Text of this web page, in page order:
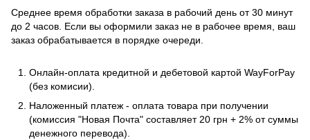
Среднее время обработки заказа в рабочий день от 30 минут
до 2 часов. Если вы оформили заказ не в рабочее время, ваш
заказ обрабатывается в порядке очереди.
Онлайн-оплата кредитной и дебетовой картой WayForPay
(без комисии).
Наложенный платеж - оплата товара при получении
(комиссия "Новая Почта" составляет 20 грн + 2% от суммы
денежного перевода).